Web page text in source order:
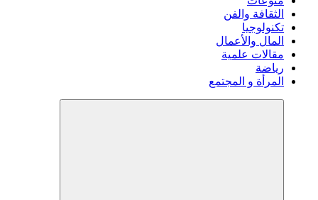
الثقافة والفن
تكنولوجيا
المال والأعمال
مقالات علمية
رياضة
المرأة و المجتمع